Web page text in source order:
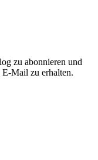
zu abonnieren und
Mail zu erhalten.